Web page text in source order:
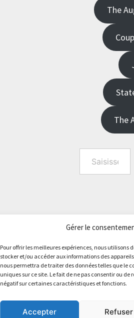
Gérer le
Pour offrir les meilleures expériences, nous utilisons
stocker et/ou accéder aux informations des
nous permettra de traiter des données telles que le
uniques sur ce site. Le fait de ne pas consentir ou
négatif sur certaines caractéristiques et fonctions.
Accepter Refuser
The
The
Saisissez votre adresse e-mail…